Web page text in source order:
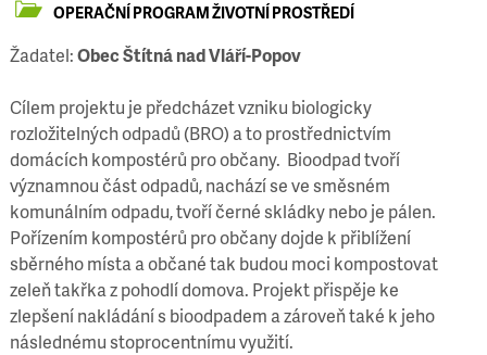
OPERAČNÍ PROGRAM ŽIVOTNÍ PROSTŘEDÍ
Žadatel:Obec Štítná nad Vláří-Popov
Cílem projektu je předcházet vzniku biologicky
rozložitelných odpadů (BRO) a to prostřednictvím
domácích kompostérů pro občany. Bioodpad tvoří
významnou část odpadů, nachází se ve směsném
komunálním odpadu, tvoří černé skládky nebo je pálen.
Pořízením kompostérů pro občany dojde k přiblížení
sběrného místa a občané tak budou moci kompostovat
zeleň takřka z pohodlí domova. Projekt přispěje ke
zlepšení nakládání s bioodpadem a zároveň také k jeho
následnému stoprocentnímu využití.